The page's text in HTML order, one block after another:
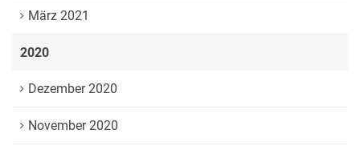
März 2021
2020
Dezember 2020
November 2020